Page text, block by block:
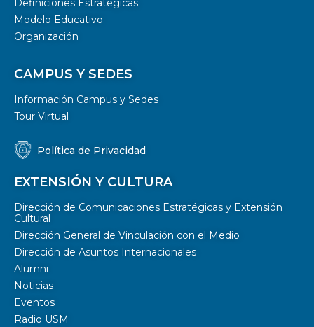
Definiciones Estratégicas
Modelo Educativo
Organización
CAMPUS Y SEDES
Información Campus y Sedes
Tour Virtual
Política de Privacidad
EXTENSIÓN Y CULTURA
Dirección de Comunicaciones Estratégicas y Extensión
Cultural
Dirección General de Vinculación con el Medio
Dirección de Asuntos Internacionales
Alumni
Noticias
Eventos
Radio USM